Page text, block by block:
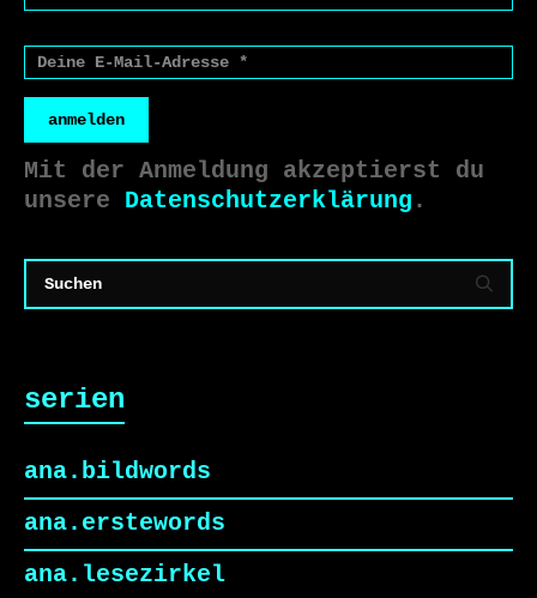
anmelden
Mit der Anmeldung akzeptierst du
unsere Datenschutzerklärung .
serien
ana.bildwords
ana.erstewords
ana.lesezirkel